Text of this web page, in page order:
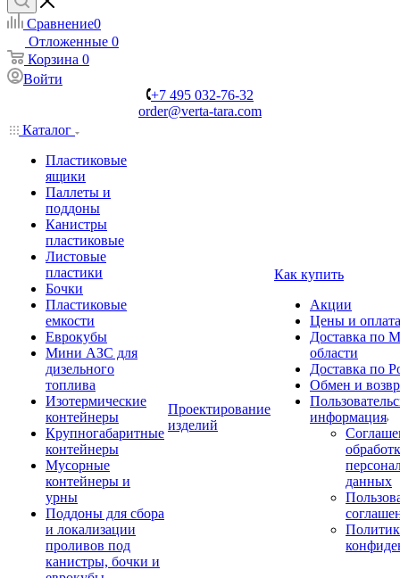
Сравнение0
Отложенные 0
Корзина 0
Войти
+7 495 032-76-32
order@verta-tara.com
Каталог
Пластиковые
ящики
Паллеты и
поддоны
Канистры
пластиковые
Листовые
пластики
Бочки
Пластиковые
емкости
Еврокубы
Мини АЗС для
дизельного
топлива
Изотермические
контейнеры
Крупногабаритные
контейнеры
Мусорные
контейнеры и
урны
Поддоны для сбора
и локализации
проливов под
канистры, бочки и
Проектирование
изделий
Как купить
Акции
Цены и оплата
Доставка по
области
Доставка по
Обмен и
информация
данных